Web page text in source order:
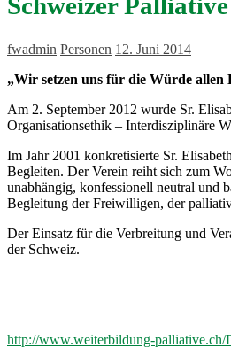
fwadmin Personen 12. Juni 2014
„Wir setzen uns für die Würde allen
Am 2. September 2012 wurde Sr.
Organisationsethik – Interdisziplinäre
Im Jahr 2001 konkretisierte Sr.
Begleiten. Der Verein reiht sich zum
unabhängig, konfessionell neutral und
Begleitung der Freiwilligen, der
Der Einsatz für die Verbreitung und
der Schweiz.
http://www.weiterbildung-palliative.ch/